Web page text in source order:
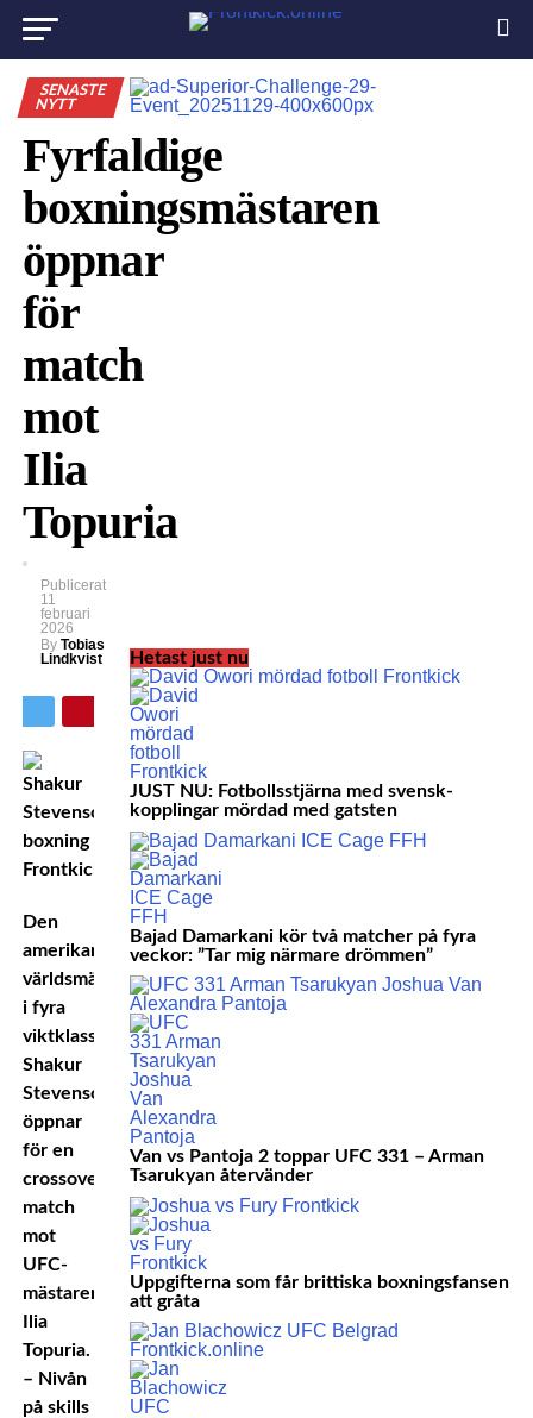
SENASTE
NYTT
Fyrfaldige
boxningsmästaren
öppnar
för
match
mot
Ilia
Topuria
Publicerat
11
februari
2026
By Tobias
Lindkvist
Den
amerikanske
världsmästaren
i fyra
viktklasser,
Shakur
Stevenson,
öppnar
för en
crossover-
match
mot
UFC-
mästaren
Ilia
Topuria.
– Nivån
på skills
Hetast just nu
JUST NU: Fotbollsstjärna med svensk-
kopplingar mördad med gatsten
Bajad Damarkani kör två matcher på fyra
veckor: ”Tar mig närmare drömmen”
Van vs Pantoja 2 toppar UFC 331 – Arman
Tsarukyan återvänder
Uppgifterna som får brittiska boxningsfansen
att gråta